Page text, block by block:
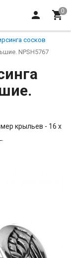
сосков
NPSH5767
крыльев - 16 х